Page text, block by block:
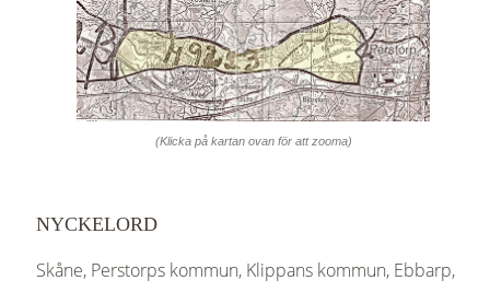
(Klicka på kartan ovan för att zooma)
NYCKELORD
Skåne, Perstorps kommun, Klippans kommun, Ebbarp,